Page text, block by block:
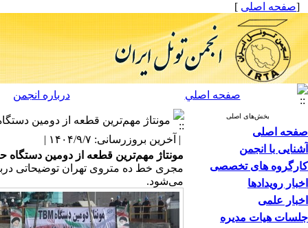
[صفحه اصلی ]
صفحه اصلي درباره انجمن
بخش‌های اصلی
صفحه اصلی
آشنایی با انجمن
کارگروه های تخصصی
اخبار رویدادها
اخبار علمی
جلسات هیات مدیره
مونتاژ مهم‌ترین قطعه از دومین دستگاه حفار
| آخرین بروزرسانی: ۱۴۰۴/۹/۷ |
مونتاژ مهم‌ترین قطعه از دومین دستگاه حفار
مجری خط ده متروی تهران توضیحاتی
می‌شود.